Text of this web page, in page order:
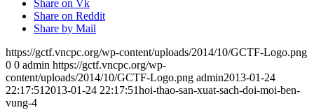
Share on Vk
Share on Reddit
Share by Mail
https://gctf.vncpc.org/wp-content/uploads/2014/10/GCTF-Logo.png
0 0 admin https://gctf.vncpc.org/wp-
content/uploads/2014/10/GCTF-Logo.png admin2013-01-24
22:17:51 2013-01-24 22:17:51hoi-thao-san-xuat-sach-doi-moi-ben-
vung-4